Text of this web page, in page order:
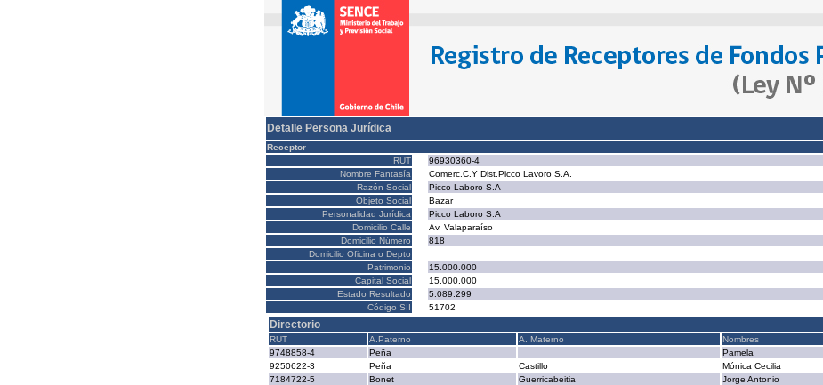
Detalle Persona Jurídica
Receptor
RUT
96930360-4
Nombre Fantasía
Comerc.C.Y Dist.Picco Lavoro S.A.
Razón Social
Picco Laboro S.A
Objeto Social
Bazar
Personalidad Jurídica
Picco Laboro S.A
Domicilio Calle
Av. Valaparaíso
Domicilio Número
818
Domicilio Oficina o Depto
Patrimonio
15.000.000
Capital Social
15.000.000
Estado Resultado
5.089.299
Código SII
51702
Directorio
RUT A.Paterno A. Materno
Nombres
9748858-4
Peña
Pamela
9250622-3
Peña Castillo
Mónica Cecilia
7184722-5
Bonet Guerricabeitia
Jorge Antonio